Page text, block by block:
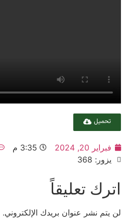
تحميل
فبراير 20, 2024 3:35 م
يزور: 368
اترك تعليقاً
لن يتم نشر عنوان بريدك الإلكتروني.